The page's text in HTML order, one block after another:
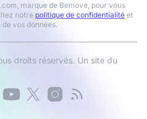
marque de Bemove, pour vous
notre politique de confidentialité et
de vos données.
droits réservés. Un site du